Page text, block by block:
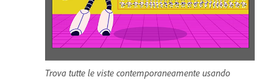
Trova tutte le viste contemporaneamente usando